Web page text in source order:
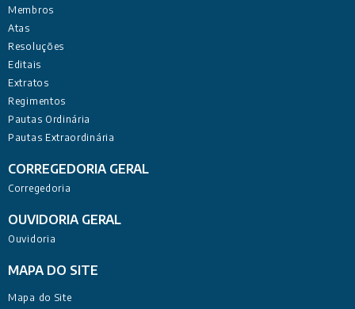
Membros
Atas
Resoluções
Editais
Extratos
Regimentos
Pautas Ordinária
Pautas Extraordinária
CORREGEDORIA GERAL
Corregedoria
OUVIDORIA GERAL
Ouvidoria
MAPA DO SITE
Mapa do Site